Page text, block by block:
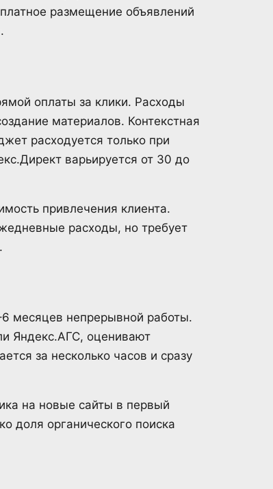
размещение объявлений
оплаты за клики. Расходы
материалов. Контекстная
расходуется только при
варьируется от 30 до
привлечения клиента.
расходы, но требует
месяцев непрерывной работы.
Яндекс.АГС, оценивают
за несколько часов и сразу
на новые сайты в первый
доля органического поиска